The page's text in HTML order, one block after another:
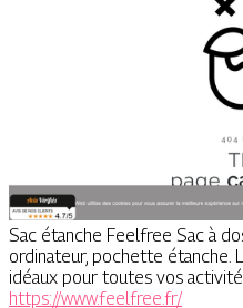
Sac étanche Feelfree Sac à
ordinateur, pochette étanche.
idéaux pour toutes vos
https://www.feelfree.fr/